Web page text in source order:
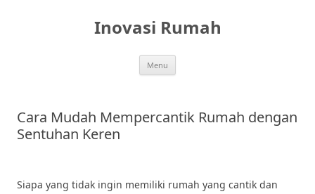
Inovasi Rumah
Menu
Cara Mudah Mempercantik Rumah dengan
Sentuhan Keren
Siapa yang tidak ingin memiliki rumah yang cantik dan